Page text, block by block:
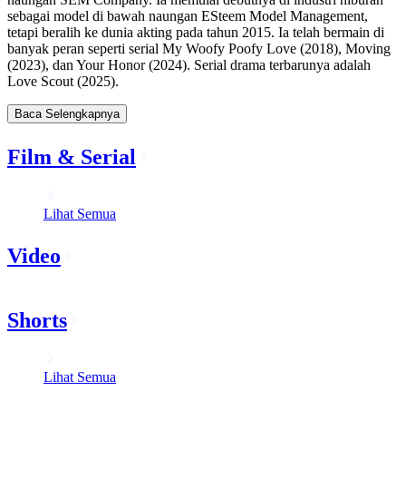
sebagai model di bawah naungan ESteem Model Management,
tetapi beralih ke dunia akting pada tahun 2015. Ia telah bermain di
banyak peran seperti serial My Woofy Poofy Love (2018), Moving
(2023), dan Your Honor (2024). Serial drama terbarunya adalah
Love Scout (2025).
Baca Selengkapnya
Film & Serial
Lihat Semua
Video
Shorts
Lihat Semua